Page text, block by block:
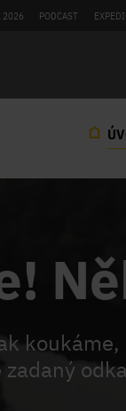
2026 PODCAST
zadaný